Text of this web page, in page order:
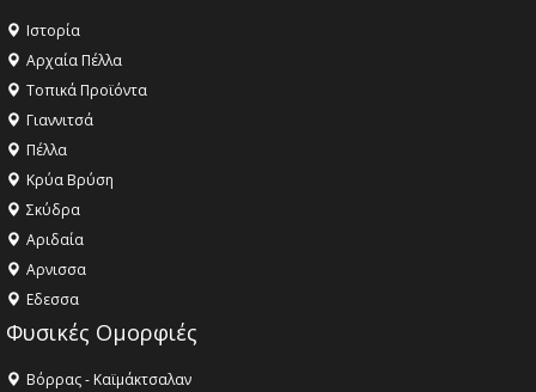
Ιστορία
Αρχαία Πέλλα
Τοπικά Προϊόντα
Γιαννιτσά
Πέλλα
Κρύα Βρύση
Σκύδρα
Αριδαία
Aρνισσα
Eδεσσα
Φυσικές Ομορφιές
Βόρρας - Καϊμάκτσαλαν